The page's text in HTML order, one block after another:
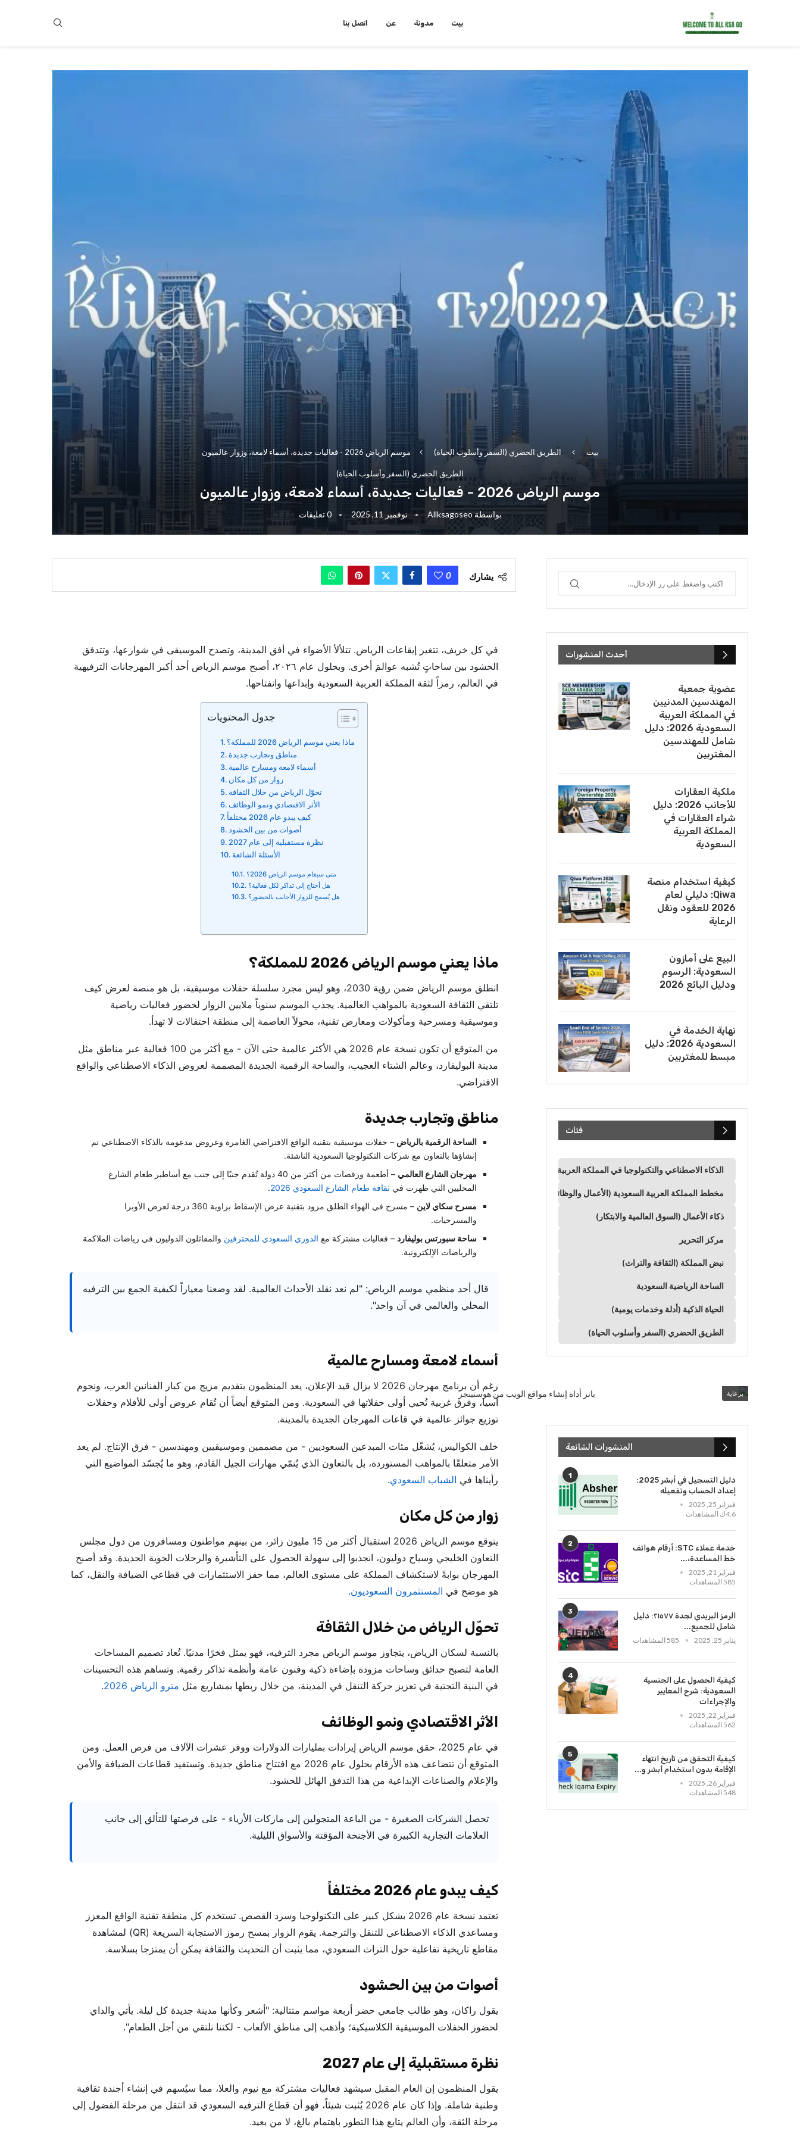
بيت مدونة عن اتصل بنا
بيت الطريق الحضري (السفر وأسلوب الحياة) موسم الرياض 2026 - فعاليات جديدة، أسماء لامعة، وزوار عالميون
الطريق الحضري (السفر وأسلوب الحياة)
موسم الرياض 2026 - فعاليات جديدة، أسماء لامعة، وزوار عالميون
بواسطةAllksagoseo نوفمبر 11, 2025 0 تعليقات
يشارك 0
في كل خريف، تتغير إيقاعات الرياض. تتلألأ الأضواء في أفق المدينة، وتصدح الموسيقى في شوارعها، وتتدفق
الحشود بين ساحاتٍ تُشبه عوالمَ أخرى. وبحلول عام ٢٠٢٦، أصبح موسم الرياض أحد أكبر المهرجانات الترفيهية
في العالم، رمزاً لثقة المملكة العربية السعودية وإبداعها وانفتاحها.
جدول المحتويات
ماذا يعني موسم الرياض 2026 للمملكة؟
مناطق وتجارب جديدة
أسماء لامعة ومسارح عالمية
زوار من كل مكان
تحوّل الرياض من خلال الثقافة
الأثر الاقتصادي ونمو الوظائف
كيف يبدو عام 2026 مختلفاً
أصوات من بين الحشود
نظرة مستقبلية إلى عام 2027
الأسئلة الشائعة
متى سيقام موسم الرياض 2026؟
هل أحتاج إلى تذاكر لكل فعالية؟
هل يُسمح للزوار الأجانب بالحضور؟
ماذا يعني موسم الرياض 2026 للمملكة؟
انطلق موسم الرياض ضمن رؤية 2030، وهو ليس مجرد سلسلة حفلات موسيقية، بل هو منصة لعرض كيف
تلتقي الثقافة السعودية بالمواهب العالمية. يجذب الموسم سنوياً ملايين الزوار لحضور فعاليات رياضية
وموسيقية ومسرحية ومأكولات ومعارض تقنية، محولاً العاصمة إلى منطقة احتفالات لا تهدأ.
من المتوقع أن تكون نسخة عام 2026 هي الأكثر عالمية حتى الآن - مع أكثر من 100 فعالية عبر مناطق مثل
مدينة البوليفارد، وعالم الشتاء العجيب، والساحة الرقمية الجديدة المصممة لعروض الذكاء الاصطناعي والواقع
الافتراضي.
مناطق وتجارب جديدة
الساحة الرقمية بالرياض – حفلات موسيقية بتقنية الواقع الافتراضي الغامرة وعروض مدعومة بالذكاء الاصطناعي تم
إنشاؤها بالتعاون مع شركات التكنولوجيا السعودية الناشئة.
مهرجان الشارع العالمي
– أطعمة ورقصات من أكثر من 40 دولة تُقدم جنبًا إلى جنب مع أساطير طعام الشارع
المحليين التي ظهرت فيثقافة طعام الشارع السعودي 2026
.
مسرح سكاي لاين
– مسرح في الهواء الطلق مزود بتقنية عرض الإسقاط بزاوية 360 درجة لعرض الأوبرا
والمسرحيات.
ساحة سبورتس بوليفارد – فعاليات مشتركة مع الدوري السعودي للمحترفين والمقاتلون الدوليون في رياضات الملاكمة
والرياضات الإلكترونية.
قال أحد منظمي موسم الرياض: "لم نعد نقلد الأحداث العالمية. لقد وضعنا معياراً لكيفية الجمع بين الترفيه
المحلي والعالمي في آن واحد".
أسماء لامعة ومسارح عالمية
رغم أن برنامج مهرجان 2026 لا يزال قيد الإعلان، يعد المنظمون بتقديم مزيج من كبار الفنانين العرب، ونجوم
آسيا، وفرق غربية تُحيي أولى حفلاتها في السعودية. ومن المتوقع أيضاً أن تُقام عروض أولى للأفلام وحفلات
توزيع جوائز عالمية في قاعات المهرجان الجديدة بالمدينة.
خلف الكواليس، يُشغّل مئات المبدعين السعوديين - من مصممين وموسيقيين ومهندسين - فرق الإنتاج. لم يعد
الأمر متعلقًا بالمواهب المستوردة، بل بالتعاون الذي يُنمّي مهارات الجيل القادم، وهو ما يُجسّد المواضيع التي
رأيناها في الشباب السعودي.
زوار من كل مكان
يتوقع موسم الرياض 2026 استقبال أكثر من 15 مليون زائر، من بينهم مواطنون ومسافرون من دول مجلس
التعاون الخليجي وسياح دوليون، انجذبوا إلى سهولة الحصول على التأشيرة والرحلات الجوية الجديدة. وقد أصبح
المهرجان بوابةً لاستكشاف المملكة على مستوى العالم، مما حفز الاستثمارات في قطاعي الضيافة والنقل، كما
هو موضح في المستثمرون السعوديون.
تحوّل الرياض من خلال الثقافة
بالنسبة لسكان الرياض، يتجاوز موسم الرياض مجرد الترفيه، فهو يمثل فخرًا مدنيًا. تُعاد تصميم المساحات
العامة لتصبح حدائق وساحات مزودة بإضاءة ذكية وفنون عامة وأنظمة تذاكر رقمية. وتساهم هذه التحسينات
في البنية التحتية في تعزيز حركة التنقل في المدينة، من خلال ربطها بمشاريع مثل مترو الرياض 2026 .
الأثر الاقتصادي ونمو الوظائف
في عام 2025، حقق موسم الرياض إيرادات بمليارات الدولارات ووفر عشرات الآلاف من فرص العمل. ومن
المتوقع أن تتضاعف هذه الأرقام بحلول عام 2026 مع افتتاح مناطق جديدة. وتستفيد قطاعات الضيافة والأمن
والإعلام والصناعات الإبداعية من هذا التدفق الهائل للحشود.
تحصل الشركات الصغيرة - من الباعة المتجولين إلى ماركات الأزياء - على فرصتها للتألق إلى جانب
العلامات التجارية الكبيرة في الأجنحة المؤقتة والأسواق الليلية.
كيف يبدو عام 2026 مختلفاً
تعتمد نسخة عام 2026 بشكل كبير على التكنولوجيا وسرد القصص. تستخدم كل منطقة تقنية الواقع المعزز
ومساعدي الذكاء الاصطناعي للتنقل والترجمة. يقوم الزوار بمسح رموز الاستجابة السريعة (QR) لمشاهدة
مقاطع تاريخية تفاعلية حول التراث السعودي، مما يثبت أن التحديث والثقافة يمكن أن يمتزجا بسلاسة.
أصوات من بين الحشود
يقول راكان، وهو طالب جامعي حضر أربعة مواسم متتالية: "أشعر وكأنها مدينة جديدة كل ليلة. يأتي والداي
لحضور الحفلات الموسيقية الكلاسيكية؛ وأذهب إلى مناطق الألعاب - لكننا نلتقي من أجل الطعام".
نظرة مستقبلية إلى عام 2027
يقول المنظمون إن العام المقبل سيشهد فعاليات مشتركة مع نيوم والعلا، مما سيُسهم في إنشاء أجندة ثقافية
وطنية شاملة. وإذا كان عام 2026 يُثبت شيئاً، فهو أن قطاع الترفيه السعودي قد انتقل من مرحلة الفضول إلى
مرحلة الثقة، وأن العالم يتابع هذا التطور باهتمام بالغ، لا من بعيد.
أحدث المنشورات
عضوية جمعية
المهندسين المدنيين
في المملكة العربية
السعودية 2026: دليل
شامل للمهندسين
المغتربين
ملكية العقارات
للأجانب 2026: دليل
شراء العقارات في
المملكة العربية
السعودية
كيفية استخدام منصة
Qiwa: دليلي لعام
2026 للعقود ونقل
الرعاية
البيع على أمازون
السعودية: الرسوم
ودليل البائع 2026
نهاية الخدمة في
السعودية 2026: دليل
مبسط للمغتربين
فئات
الذكاء الاصطناعي والتكنولوجيا في المملكة العربية السعودية
مخطط المملكة العربية السعودية (الأعمال والوظائف والفرص)
ذكاء الأعمال (السوق العالمية والابتكار)
مركز التحرير
نبض المملكة (الثقافة والتراث)
الساحة الرياضية السعودية
الحياة الذكية (أدلة وخدمات يومية)
الطريق الحضري (السفر وأسلوب الحياة)
برعاية
المنشورات الشائعة
1
دليل التسجيل في أبشر 2025:
إعداد الحساب وتفعيله
فبراير 25, 2025
4.6ك المشاهدات
2
خدمة عملاء STC: أرقام هواتف
خط المساعدة،...
فبراير 21, 2025
585 المشاهدات
3
الرمز البريدي لجدة ٢١٥٧٧: دليل
شامل للجميع...
يناير 25, 2025
585 المشاهدات
4
كيفية الحصول على الجنسية
السعودية: شرح المعايير
والإجراءات
فبراير 22, 2025
562 المشاهدات
5
كيفية التحقق من تاريخ انتهاء
الإقامة بدون استخدام أبشر و...
فبراير 26, 2025
548 المشاهدات